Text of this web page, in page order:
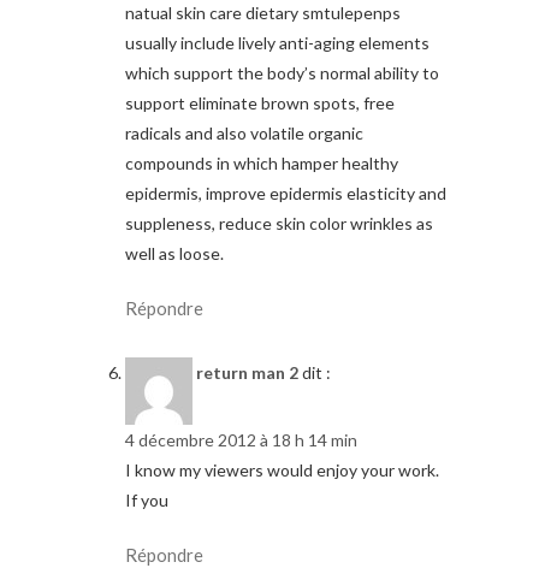
natual skin care dietary smtulepenps
usually include lively anti-aging elements
which support the body’s normal ability to
support eliminate brown spots, free
radicals and also volatile organic
compounds in which hamper healthy
epidermis, improve epidermis elasticity and
suppleness, reduce skin color wrinkles as
well as loose.
Répondre
return man 2dit :
4 décembre 2012 à 18 h 14 min
I know my viewers would enjoy your work.
If you
Répondre